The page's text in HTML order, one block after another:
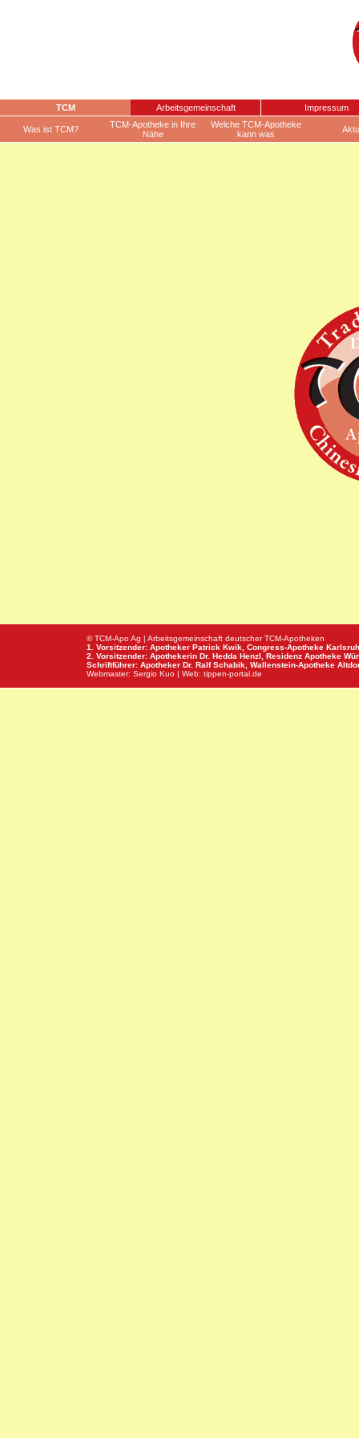
TCM Arbeitsgemeinschaft Impressum
Was ist TCM?
TCM-Apotheke in Ihre
Nähe
Welche TCM-Apotheke
kann was
© TCM-Apo Ag | Arbeitsgemeinschaft deutscher TCM-Apotheken
1. Vorsitzender: Apotheker Patrick Kwik, Congress-Apotheke
2. Vorsitzender: Apothekerin Dr. Hedda Henzl, Residenz Apotheke
Schriftführer: Apotheker Dr. Ralf Schabik, Wallenstein-Apotheke
Webmaster: Sergio Kuo | Web: tippen-portal.de